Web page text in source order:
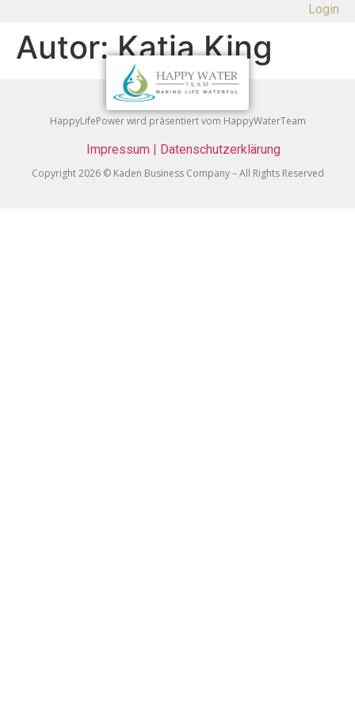
Login
Autor:Katja King
HappyLifePower wird präsentiert vom HappyWaterTeam
Impressum | Datenschutzerklärung
Copyright 2026 © Kaden Business Company – All Rights Reserved